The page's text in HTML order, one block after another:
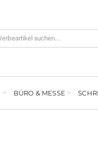
BÜRO & MESSE